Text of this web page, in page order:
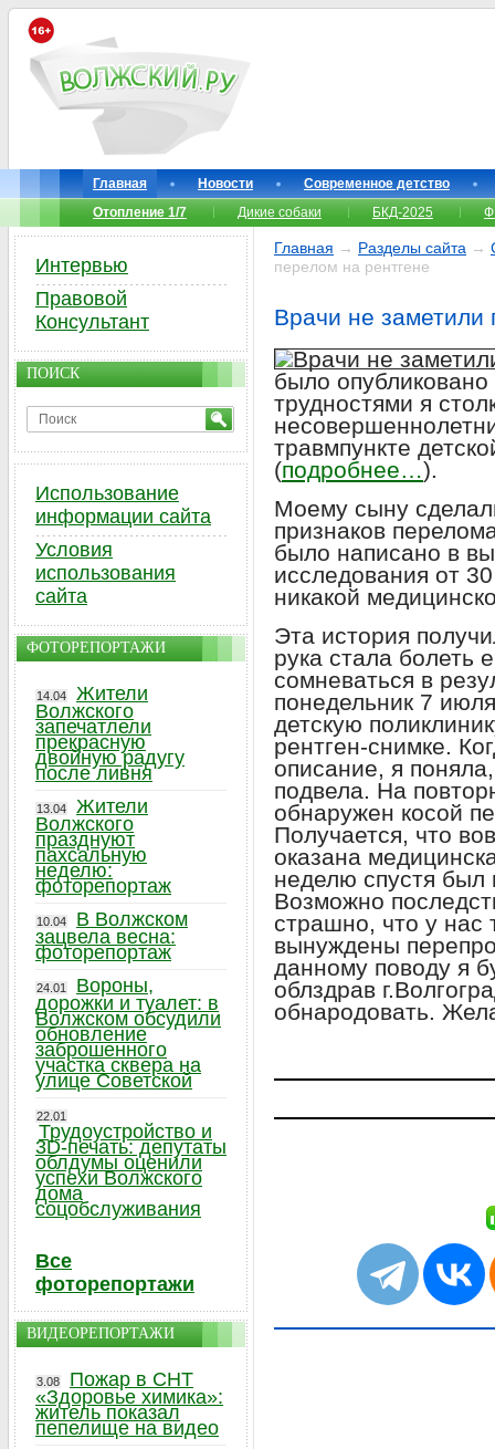
Главная Новости
Современное детство
Отопление 1/7
Дикие собаки БКД-2025
Главная → Разделы сайта →
перелом на рентгене
Врачи не заметили
было
трудностями я
травмпункте
(подробнее…).
Моему сыну
признаков
было написано в
исследования от
никакой
Эта история
рука стала болеть
сомневаться в
понедельник 7
детскую
рентген-снимке.
описание, я
подвела. На
обнаружен косой
Получается, что
оказана
неделю спустя был
Возможно
страшно, что у нас
вынуждены
данному поводу я
облздрав
обнародовать.
Интервью
Правовой
Консультант
ПОИСК
Использование
информации сайта
Условия
использования
сайта
ФОТОРЕПОРТАЖИ
14.04
Жители
Волжского
запечатлели
прекрасную
двойную радугу
после ливня
13.04
Жители
Волжского
празднуют
пахсальную
неделю:
фоторепортаж
10.04
В Волжском
зацвела весна:
фоторепортаж
24.01
Вороны,
дорожки и туалет: в
Волжском обсудили
обновление
заброшенного
участка сквера на
улице Советской
22.01
Трудоустройство и
3D-печать: депутаты
облдумы оценили
успехи Волжского
дома
соцобслуживания
Все
фоторепортажи
ВИДЕОРЕПОРТАЖИ
3.08
Пожар в СНТ
«Здоровье химика»:
житель показал
пепелище на видео